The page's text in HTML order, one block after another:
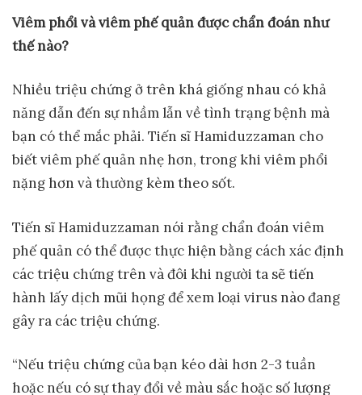
Viêm phổi và viêm phếquản được chẩn đoán như
thếnào?
Nhiều triệu chứng ở trên khá giống nhau có khả
năng dẫn đến sự nhầm lẫn về tình trạng bệnh mà
bạn có thể mắc phải. Tiến sĩ Hamiduzzaman cho
biết viêm phế quản nhẹ hơn, trong khi viêm phổi
nặng hơn và thường kèm theo sốt.
Tiến sĩ Hamiduzzaman nói rằng chẩn đoán viêm
phế quản có thể được thực hiện bằng cách xác định
các triệu chứng trên và đôi khi người ta sẽ tiến
hành lấy dịch mũi họng để xem loại virus nào đang
gây ra các triệu chứng.
“Nếu triệu chứng của bạn kéo dài hơn 2-3 tuần
hoặc nếu có sự thay đổi về màu sắc hoặc số lượng